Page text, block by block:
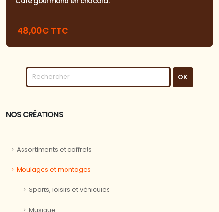
48,00€ TTC
NOS CRÉATIONS
Assortiments et coffrets
Moulages et montages
Sports, loisirs et véhicules
Musique